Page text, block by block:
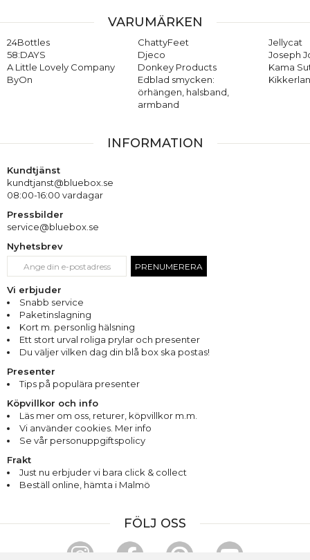
VARUMÄRKEN
24Bottles
58:DAYS
A Little Lovely Company
ByOn
ChattyFeet
Djeco
Donkey Products
Edblad smycken:
örhängen, halsband,
armband
Jellycat
Joseph
Kama
INFORMATION
Kundtjänst
kundtjanst@bluebox.se
08:00-16:00 vardagar
Pressbilder
service@bluebox.se
Nyhetsbrev
PRENUMERERA
Vi erbjuder
Snabb service
Paketinslagning
Kort m. personlig hälsning
Ett stort urval roliga prylar och presenter
Du väljer vilken dag din blå box ska postas!
Presenter
Tips på populära presenter
Köpvillkor och info
Läs mer om oss, returer, köpvillkor m.m.
Vi använder cookies. Mer info
Se vår personuppgiftspolicy
Frakt
Just nu erbjuder vi bara click & collect
Beställ online, hämta i Malmö
FÖLJ OSS